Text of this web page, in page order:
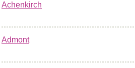
Achenkirch
Admont